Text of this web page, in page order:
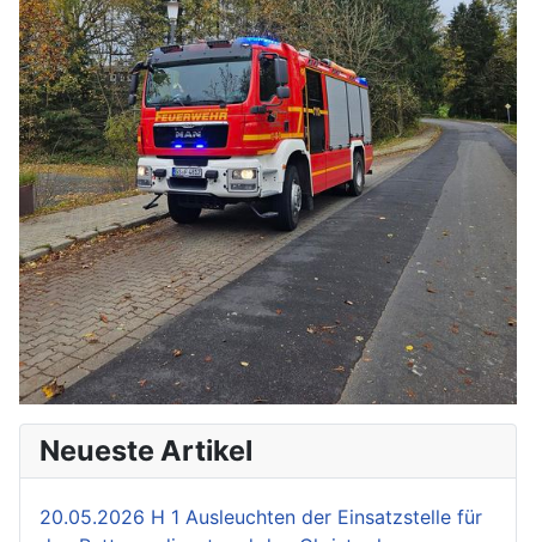
Neueste Artikel
20.05.2026 H 1 Ausleuchten der Einsatzstelle für